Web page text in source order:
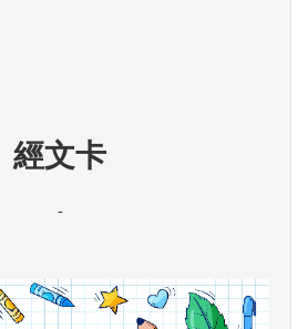
經文卡
-